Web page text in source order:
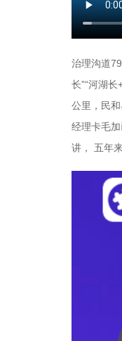
治理沟道
长”“河湖
公里，民
经理卡毛
讲， 五年来